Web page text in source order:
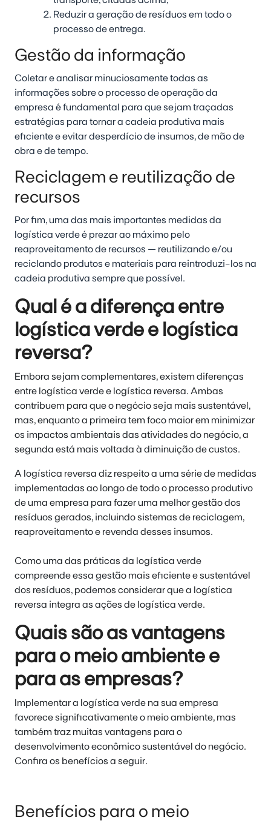
Reduzir a geração de resíduos em todo o
processo de entrega.
Gestão da informação
Coletar e analisar minuciosamente todas as
informações sobre o processo de operação da
empresa é fundamental para que sejam traçadas
estratégias para tornar a cadeia produtiva mais
eficiente e evitar desperdício de insumos, de mão de
obra e de tempo.
Reciclagem e reutilização de
recursos
Por fim, uma das mais importantes medidas da
logística verde é prezar ao máximo pelo
reaproveitamento de recursos — reutilizando e/ou
reciclando produtos e materiais para reintroduzi-los na
cadeia produtiva sempre que possível.
Qual é a diferença entre
logística verde e logística
reversa?
Embora sejam complementares, existem diferenças
entre logística verde e logística reversa. Ambas
contribuem para que o negócio seja mais sustentável,
mas, enquanto a primeira tem foco maior em minimizar
os impactos ambientais das atividades do negócio, a
segunda está mais voltada à diminuição de custos.
A logística reversa diz respeito a uma série de medidas
implementadas ao longo de todo o processo produtivo
de uma empresa para fazer uma melhor gestão dos
resíduos gerados, incluindo sistemas de reciclagem,
reaproveitamento e revenda desses insumos.
Como uma das práticas da logística verde
compreende essa gestão mais eficiente e sustentável
dos resíduos, podemos considerar que a logística
reversa integra as ações de logística verde.
Quais são as vantagens
para o meio ambiente e
para as empresas?
Implementar a logística verde na sua empresa
favorece significativamente o meio ambiente, mas
também traz muitas vantagens para o
desenvolvimento econômico sustentável do negócio.
Confira os benefícios a seguir.
Benefícios para o meio